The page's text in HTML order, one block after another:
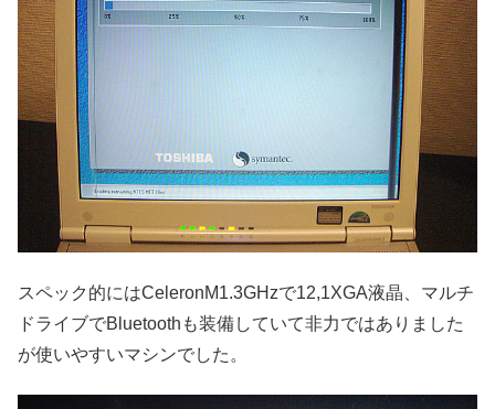
スペック的にはCeleronM1.3GHzで12,1XGA液晶、マルチ
ドライブでBluetoothも装備していて非力ではありました
が使いやすいマシンでした。